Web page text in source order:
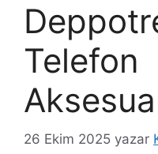
Telefon
26 Ekim 2025 yazar